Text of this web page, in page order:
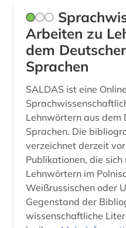
russisch (7)
schwedisch (2)
serbisch (1)
slavistik (1)
slowakisch (2)
slowenisch (3)
sorbisch (1)
spanisch (5)
Arbeiten zu
dem
Sprachen
SALDAS ist eine
Lehnwörtern aus dem
Sprachen. Die
verzeichnet derzeit
Publikationen, die
Lehnwörtern im
Weißrussischen oder
Gegenstand der
wissenschaftliche